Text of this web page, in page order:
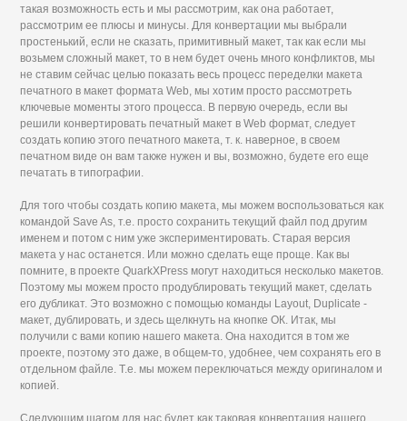
такая возможность есть и мы рассмотрим, как она работает,
рассмотрим ее плюсы и минусы. Для конвертации мы выбрали
простенький, если не сказать, примитивный макет, так как если мы
возьмем сложный макет, то в нем будет очень много конфликтов, мы
не ставим сейчас целью показать весь процесс переделки макета
печатного в макет формата Web, мы хотим просто рассмотреть
ключевые моменты этого процесса. В первую очередь, если вы
решили конвертировать печатный макет в Web формат, следует
создать копию этого печатного макета, т. к. наверное, в своем
печатном виде он вам также нужен и вы, возможно, будете его еще
печатать в типографии.
Для того чтобы создать копию макета, мы можем воспользоваться как
командой Save As, т.е. просто сохранить текущий файл под другим
именем и потом с ним уже экспериментировать. Старая версия
макета у нас останется. Или можно сделать еще проще. Как вы
помните, в проекте QuarkXPress могут находиться несколько макетов.
Поэтому мы можем просто продублировать текущий макет, сделать
его дубликат. Это возможно с помощью команды Layout, Duplicate -
макет, дублировать, и здесь щелкнуть на кнопке ОК. Итак, мы
получили с вами копию нашего макета. Она находится в том же
проекте, поэтому это даже, в общем-то, удобнее, чем сохранять его в
отдельном файле. Т.е. мы можем переключаться между оригиналом и
копией.
Следующим шагом для нас будет как таковая конвертация нашего